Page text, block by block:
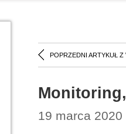
POPRZEDNI ARTYKUŁ Z
19 marca 2020